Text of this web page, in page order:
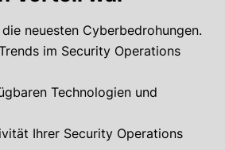
neuesten Cyberbedrohungen.
im Security Operations
Technologien und
Ihrer Security Operations